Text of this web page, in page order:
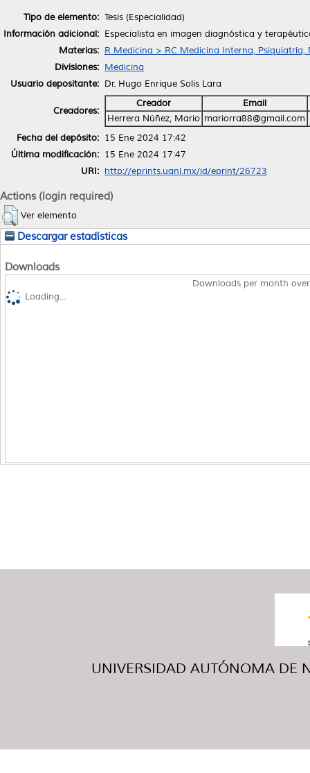
Tipo de elemento: Tesis (Especialidad)
Información adicional: Especialista en imagen diagnóstica y
Materias: R Medicina > RC Medicina Interna, Psiquiatría,
Divisiones: Medicina
Usuario depositante: Dr. Hugo Enrique Solis Lara
Creadores:
Creador
Email
Herrera Núñez, Mario mariorra88@gmail.com
Fecha del depósito: 15 Ene 2024 17:42
Última modificación: 15 Ene 2024 17:47
URI: http://eprints.uanl.mx/id/eprint/26723
Actions (login required)
Ver elemento
Descargar estadísticas
Downloads
Downloads per month
Loading...
UNIVERSIDAD AUTÓNOMA DE